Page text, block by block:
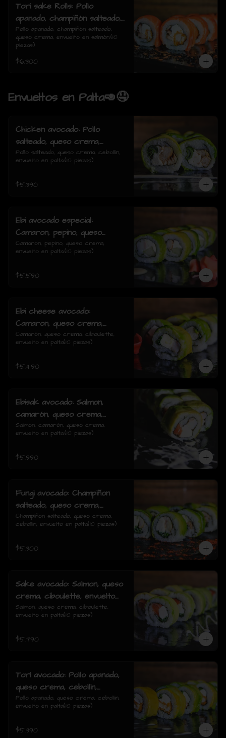
Tori sake Rolls: Pollo
apanado, champiñón salteado,
queso crema, envuelto en
salmón.
Pollo apanado, champiñón salteado,
queso crema, envuelto en salmón.(10
piezas)
$6.300
Envueltos en Palta🥑🤤
Chicken avocado: Pollo
salteado, queso crema,
cebollin, envuelto en palta.
Pollo salteado, queso crema, cebollín,
envuelto en palta.(10 piezas)
$5.390
Ebi avocado especial:
Camaron, pepino, queso
crema, envuelto en palta.
Camaron, pepino, queso crema,
envuelto en palta.(10 piezas)
$5.590
Ebi cheese avocado:
Camaron, queso crema,
ciboulette, envuelto en palta
Camarón, queso crema, ciboulette,
envuelto en palta(10 piezas)
$5.490
Ebisak avocado: Salmon,
camarón, queso crema,
envuelto en palta.
Salmon, camarón, queso crema,
envuelto en palta.(10 piezas)
$5.990
Fungi avocado: Champiñon
salteado, queso crema,
cebollin, envuelto en palta
Champiñon salteado, queso crema,
cebollin, envuelto en palta(10 piezas)
$5.300
Sake avocado: Salmon, queso
crema, ciboulette, envuelto
en palta
Salmon, queso crema, ciboulette,
envuelto en palta(10 piezas)
$5.790
Tori avocado: Pollo apanado,
queso crema, cebollin,
envuelto en palta
Pollo apanado, queso crema, cebollin,
envuelto en palta(10 piezas)
$5.390